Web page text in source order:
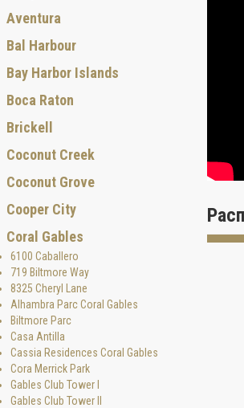
“Наша
—
Aventura
Bal Harbour
Bay Harbor Islands
Boca Raton
Brickell
Coconut Creek
Coconut Grove
Cooper City
Coral Gables
6100 Caballero
719 Biltmore Way
8325 Cheryl Lane
Alhambra Parc Coral Gables
Biltmore Parc
Casa Antilla
Cassia Residences Coral Gables
Cora Merrick Park
Gables Club Tower I
Gables Club Tower II